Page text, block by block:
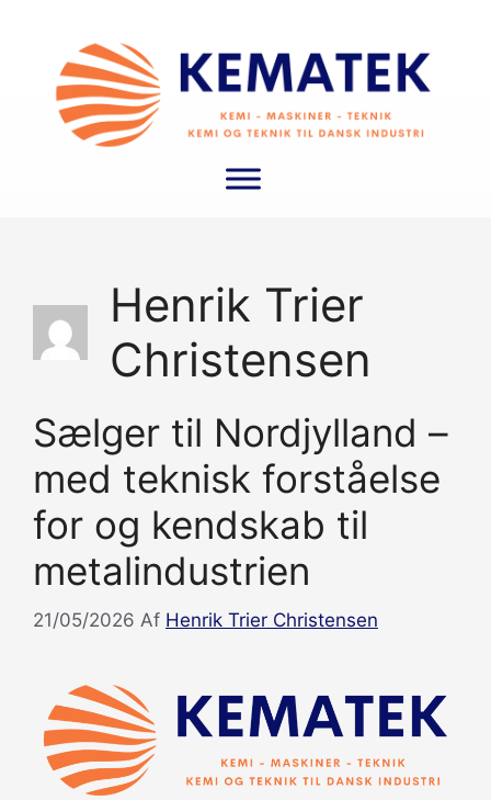
indhold
Henrik Trier
Christensen
Sælger til Nordjylland –
med teknisk forståelse
for og kendskab til
metalindustrien
21/05/2026 Af Henrik Trier Christensen